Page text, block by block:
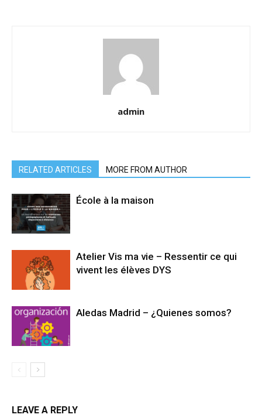
admin
RELATED ARTICLES MORE FROM AUTHOR
École à la maison
Atelier Vis ma vie – Ressentir ce qui
vivent les élèves DYS
Aledas Madrid – ¿Quienes somos?
LEAVE A REPLY